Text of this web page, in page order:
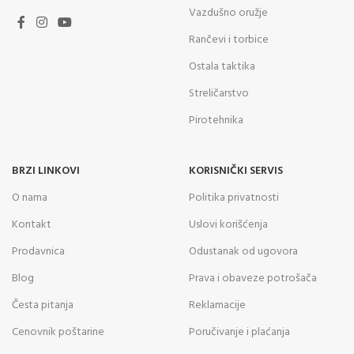
Vazdušno oružje
Rančevi i torbice
Ostala taktika
Streličarstvo
Pirotehnika
BRZI LINKOVI
O nama
Kontakt
Prodavnica
Blog
Česta pitanja
Cenovnik poštarine
KORISNIČKI SERVIS
Politika privatnosti
Uslovi korišćenja
Odustanak od ugovora
Prava i obaveze potrošača
Reklamacije
Poručivanje i plaćanja